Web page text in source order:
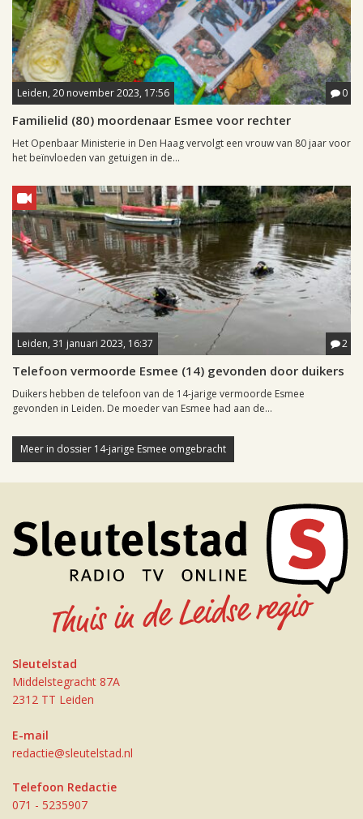
Leiden, 20 november 2023, 17:56 0
Familielid (80) moordenaar Esmee voor rechter
Het Openbaar Ministerie in Den Haag vervolgt een vrouw van 80 jaar voor
het beïnvloeden van getuigen in de...
Leiden, 31 januari 2023, 16:37 2
Telefoon vermoorde Esmee (14) gevonden door duikers
Duikers hebben de telefoon van de 14-jarige vermoorde Esmee
gevonden in Leiden. De moeder van Esmee had aan de...
Meer in dossier 14-jarige Esmee omgebracht
Sleutelstad
Middelstegracht 87A
2312 TT Leiden
E-mail
redactie@sleutelstad.nl
Telefoon Redactie
071 - 5235907